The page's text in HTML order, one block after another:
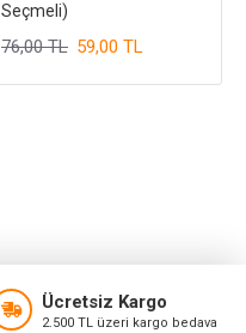
Seçmeli)
59,00 TL
76,00 TL
Ücretsiz Kargo
2.500 TL üzeri kargo bedava